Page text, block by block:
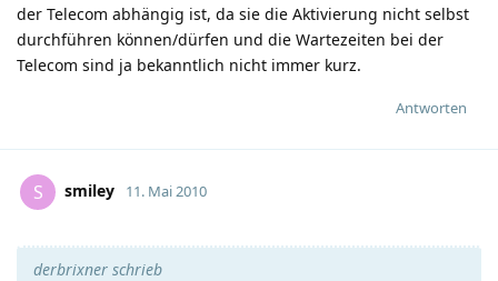
der Telecom abhängig ist, da sie die Aktivierung nicht selbst
durchführen können/dürfen und die Wartezeiten bei der
Telecom sind ja bekanntlich nicht immer kurz.
Antworten
S smiley 11. Mai 2010
derbrixner schrieb